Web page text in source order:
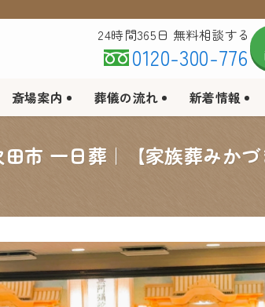
斎場案内 葬儀の流れ 新着情報
24時間365日 無料相談する
0120-300-776
市 一日葬｜【家族葬みか